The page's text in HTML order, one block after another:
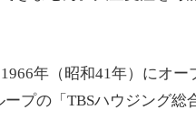
年（昭和41年）にオ
プの「TBSハウジング